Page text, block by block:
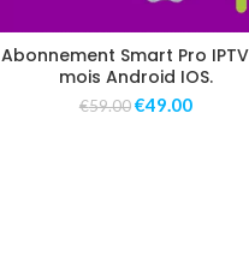
Abonnement Smart Pro IPTV
mois Android IOS.
€59.00 €49.00